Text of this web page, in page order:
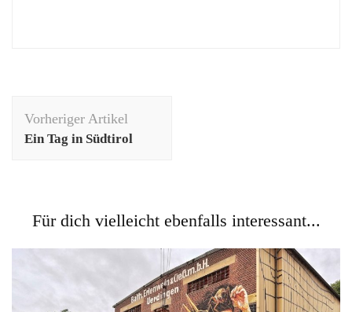
Vorheriger Artikel
Ein Tag in Südtirol
Für dich vielleicht ebenfalls interessant...